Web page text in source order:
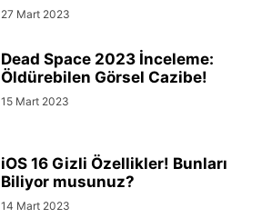
27 Mart 2023
Dead Space 2023 İnceleme:
Öldürebilen Görsel Cazibe!
15 Mart 2023
iOS 16 Gizli Özellikler! Bunları
Biliyor musunuz?
14 Mart 2023